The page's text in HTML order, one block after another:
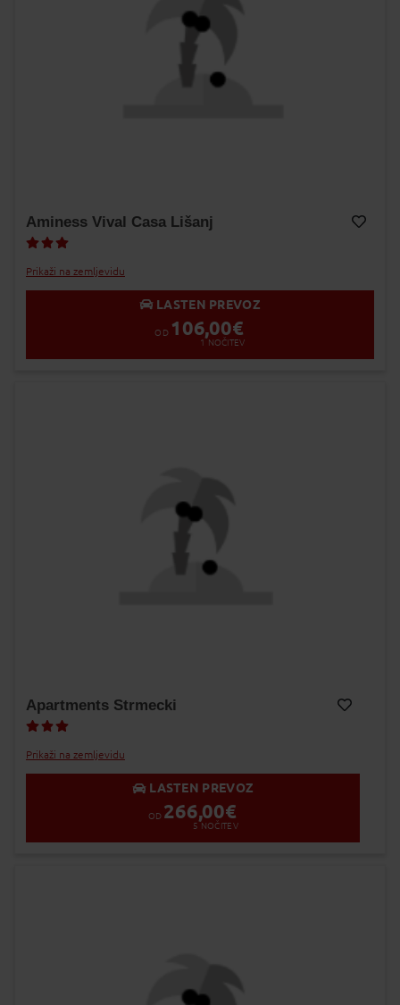
Aminess Vival Casa Lišanj
Prikaži na zemljevidu
LASTEN PREVOZ
OD 106,00€
1 NOČITEV
Apartments Strmecki
Prikaži na zemljevidu
LASTEN PREVOZ
OD 266,00€
5 NOČITEV